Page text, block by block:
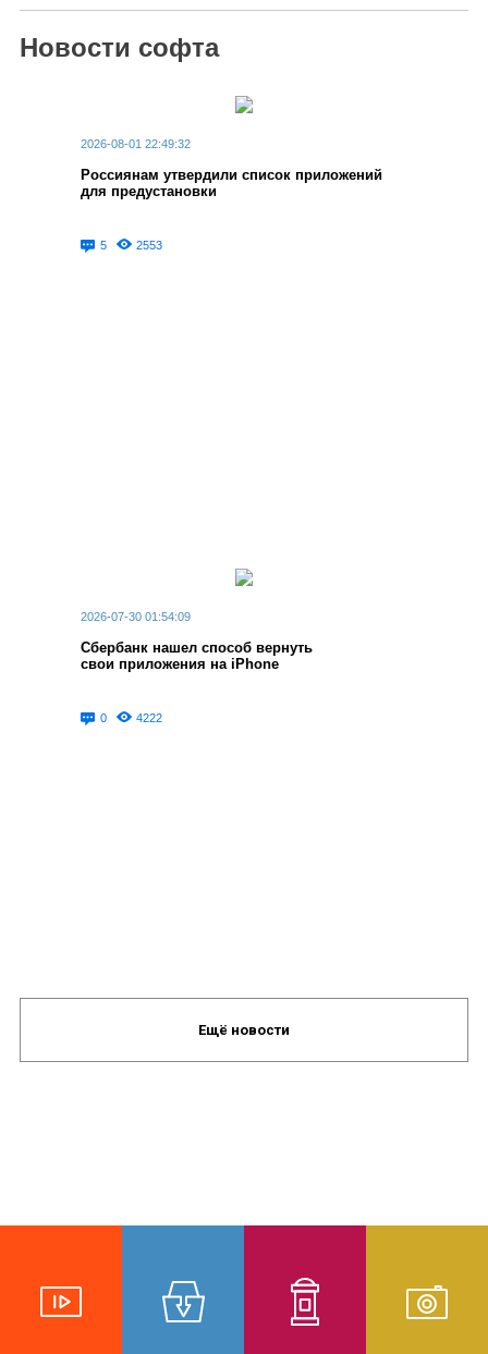
Новости софта
2026-08-01 22:49:32
Россиянам утвердили список приложений
для предустановки
5 2553
2026-07-30 01:54:09
Сбербанк нашел способ вернуть
свои приложения на iPhone
0 4222
Ещё новости